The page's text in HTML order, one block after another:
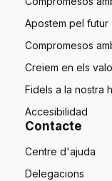
Apostem pel futur
Compromesos
Creiem en els
Fidels a la nostra
Accesibilidad
Contacte
Centre d'ajuda
Delegacions